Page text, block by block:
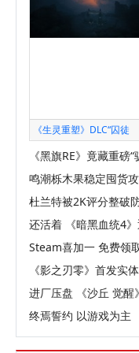
《生灵重塑》DLC“囚徒
《黑旗RE》竟藏重磅
鸣潮栎木果稳定囤货
杜兰特被2K评分整破
还活着 《暗黑血统4
Steam喜加一 免费领
《影之刃零》首发实
进厂压盘 《沙丘 觉醒
终焉誓约 以游戏为主